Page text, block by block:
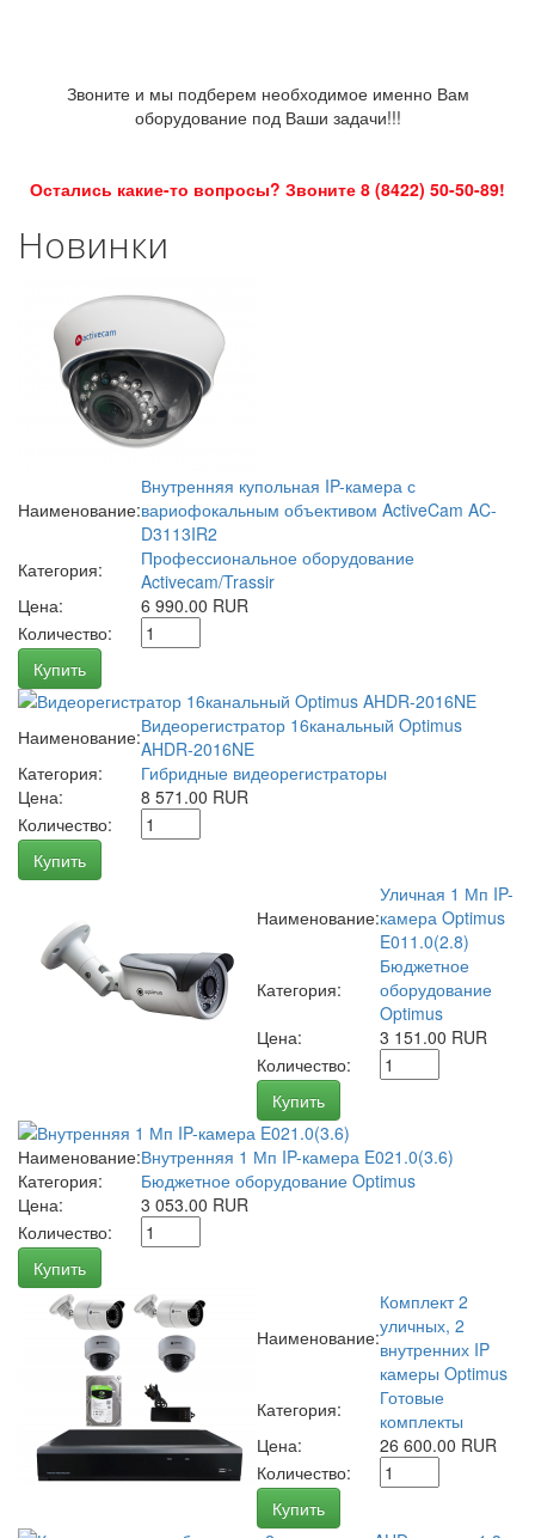
Звоните и мы подберем необходимое именно Вам
оборудование под Ваши задачи!!!
Остались какие-то вопросы? Звоните 8 (8422) 50-50-89!
Новинки
Наименование:
Внутренняя купольная IP-камера с
вариофокальным объективом ActiveCam AC-
D3113IR2
Категория:
Профессиональное оборудование
Activecam/Trassir
Цена:
6 990.00 RUR
Количество:
Купить
Наименование:Видеорегистратор 16канальный Optimus
AHDR-2016NE
Категория:
Гибридные видеорегистраторы
Цена:
8 571.00 RUR
Количество:
Купить
Наименование:
Уличная 1 Мп IP-
камера Optimus
E011.0(2.8)
Категория:
Бюджетное
оборудование
Optimus
Цена:
3 151.00 RUR
Количество:
Купить
Наименование:Внутренняя 1 Мп IP-камера E021.0(3.6)
Категория:
Бюджетное оборудование Optimus
Цена:
3 053.00 RUR
Количество:
Купить
Наименование:
Комплект 2
уличных, 2
внутренних IP
камеры Optimus
Категория:
Готовые
комплекты
Цена:
26 600.00 RUR
Количество:
Купить